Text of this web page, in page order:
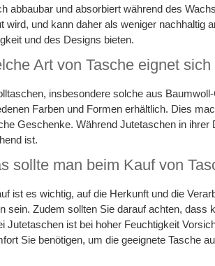
abbaubar und absorbiert während des
wird, und kann daher als weniger nachhaltig
und des Designs bieten.
Art von Tasche eignet
insbesondere solche aus
Farben und Formen erhältlich. Dies
Geschenke. Während Jutetaschen in
ist.
sollte man beim Kauf von
ist es wichtig, auf die Herkunft und die
sein. Zudem sollten Sie darauf achten,
Jutetaschen ist bei hoher Feuchtigkeit
Sie benötigen, um die geeignete Tasche